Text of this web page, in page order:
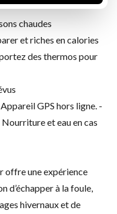
chaudes
et riches en calories
des thermos pour
GPS hors ligne. -
et eau en cas
offre une expérience
d’échapper à la foule,
hivernaux et de